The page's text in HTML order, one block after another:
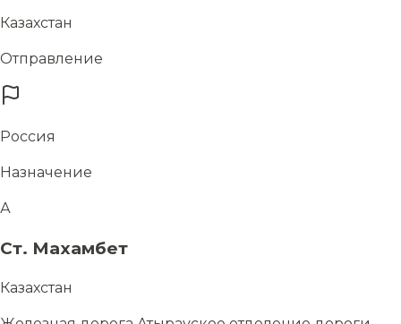
Казахстан
Отправление
Россия
Назначение
А
Ст. Махамбет
Казахстан